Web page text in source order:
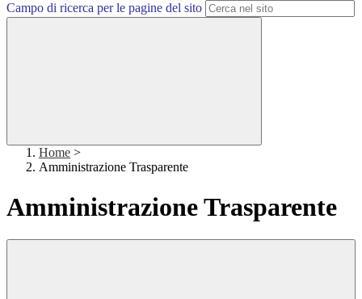
Campo di ricerca per le pagine del sito
Home >
Amministrazione Trasparente
Amministrazione Trasparente